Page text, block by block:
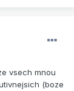
vsech mnou
(boze